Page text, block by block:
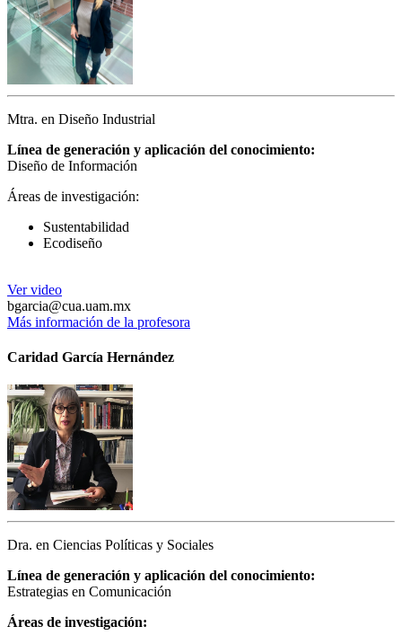
Mtra. en Diseño Industrial
Línea de generación y aplicación del conocimiento:
Diseño de Información
Áreas de investigación:
Sustentabilidad
Ecodiseño
Ver video
bgarcia@cua.uam.mx
Más información de la profesora
Caridad García Hernández
Dra. en Ciencias Políticas y Sociales
Línea de generación y aplicación del conocimiento:
Estrategias en Comunicación
Áreas de investigación: